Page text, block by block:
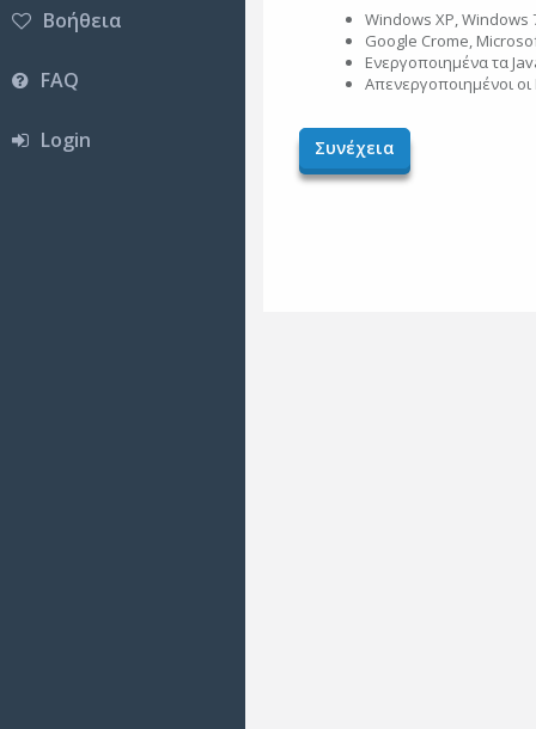
Βοήθεια
FAQ
Login
Windows XP, Windows
Google Crome,
Ενεργοποιημένα τα
Απενεργοποιημένοι
Συνέχεια